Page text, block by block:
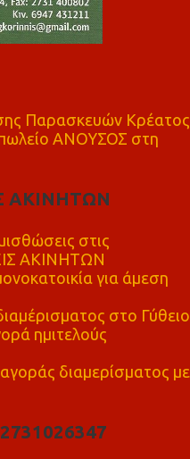
Παρασκευών Κρέατος
ΑΝΟΥΣΟΣ στη
ΑΚΙΝΗΤΩΝ
στις
ΑΚΙΝΗΤΩΝ
για άμεση
στο Γύθειο
ημιτελούς
διαμερίσματος με